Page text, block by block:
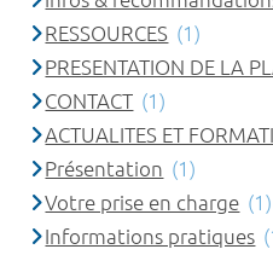
RESSOURCES (1)
PRESENTATION DE LA
CONTACT (1)
ACTUALITES ET
Présentation (1)
Votre prise en charge (1)
Informations pratiques